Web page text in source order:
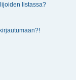
listassa?